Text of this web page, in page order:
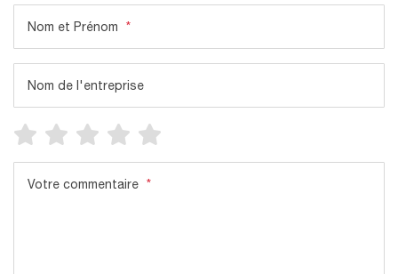
Nom et Prénom *
Nom de l'entreprise
Votre commentaire *